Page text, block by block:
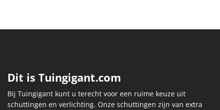
Dit is Tuingigant.com
Bij Tuingigant kunt u terecht voor een ruime keuze uit
schuttingen en verlichting. Onze schuttingen zijn van extra